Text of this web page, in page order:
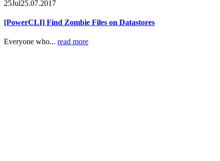
25Jul25.07.2017
[PowerCLI] Find Zombie Files on Datastores
Everyone who... read more